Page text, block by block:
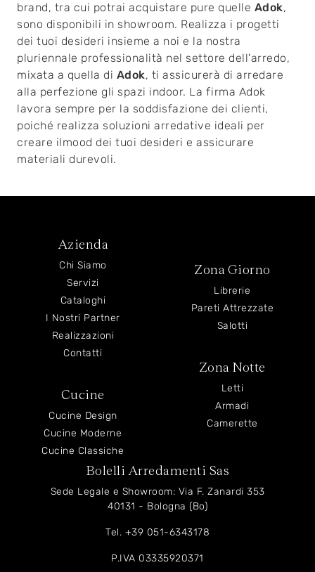
brand, tra cui potrai acquistare pure quelle Adok,
sono disponibili in showroom. Realizza i progetti
dei tuoi desideri insieme a noi e la nostra
pluriennale professionalità nel settore dell'arredo,
mixata a quella di Adok, ti assicurerà di arredare
alla perfezione gli spazi indoor. La firma Adok
lavora sempre per la soddisfazione dei clienti,
poiché realizza soluzioni arredative ideali per
creare ilmood dei tuoi desideri e assicurare
materiali durevoli.
Azienda
Chi Siamo
Servizi
Cataloghi
I Nostri Partner
Realizzazioni
Contatti
Cucine
Cucine Design
Cucine Moderne
Cucine Classiche
Zona Giorno
Librerie
Pareti Attrezzate
Salotti
Zona Notte
Letti
Armadi
Camerette
Bolelli Arredamenti Sas
Sede Legale e Showroom: Via F. Zanardi 353
40131 - Bologna (Bo)
Tel. +39 051-6343178
P.IVA 03335920371